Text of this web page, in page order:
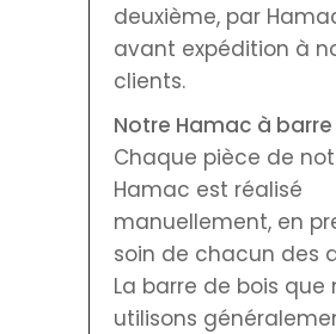
deuxième, par
avant expédition à
clients.
Notre Hamac à barre
Chaque pièce de
Hamac est réalisé
manuellement, en
soin de chacun des
La barre de bois que
utilisons